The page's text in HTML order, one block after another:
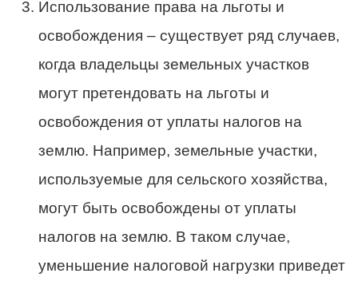
Использование права на льготы и
освобождения – существует ряд случаев,
когда владельцы земельных участков
могут претендовать на льготы и
освобождения от уплаты налогов на
землю. Например, земельные участки,
используемые для сельского хозяйства,
могут быть освобождены от уплаты
налогов на землю. В таком случае,
уменьшение налоговой нагрузки приведет